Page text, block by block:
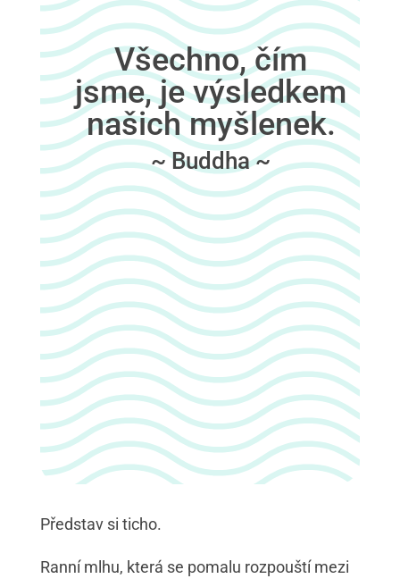
Všechno, čím
jsme, je výsledkem
našich myšlenek.
~ Buddha ~
Představ si ticho.
Ranní mlhu, která se pomalu rozpouští mezi